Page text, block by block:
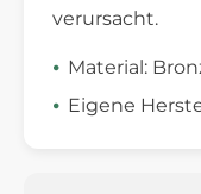
verursacht.
Material:
Eigene